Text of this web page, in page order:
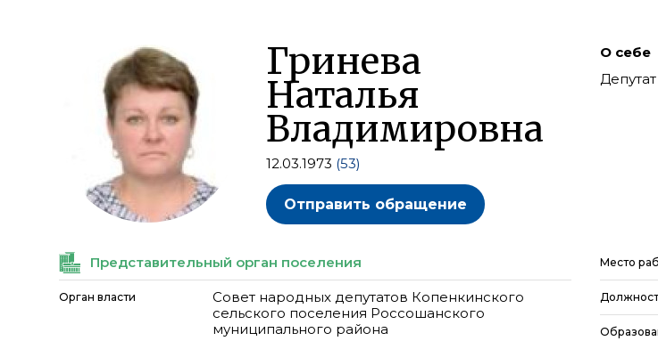
Гринева
Наталья
Владимировна
12.03.1973 (53)
Отправить обращение
О себе
Представительный орган поселения
Орган власти
Совет народных депутатов Копенкинского
сельского поселения Россошанского
муниципального района
Место